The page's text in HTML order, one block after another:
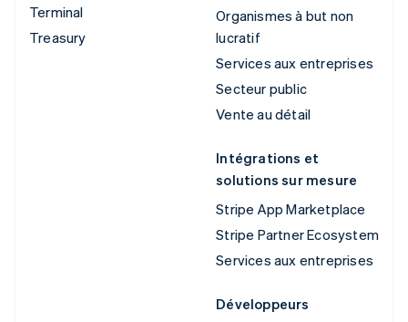
Terminal
Treasury
Organismes à but non
lucratif
Services aux entreprises
Secteur public
Vente au détail
Intégrations et
solutions sur mesure
Stripe App Marketplace
Stripe Partner Ecosystem
Services aux entreprises
Développeurs